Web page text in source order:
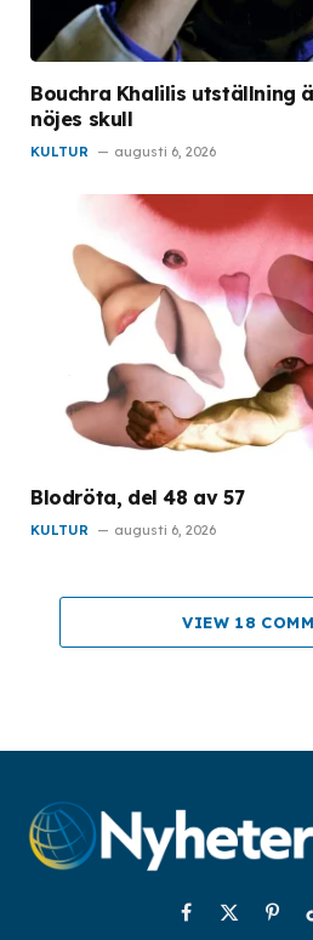
Bouchra Khalilis utställning
nöjes skull
KULTUR augusti 6, 2026
Blodröta, del 48 av 57
KULTUR augusti 6, 2026
VIEW 18
Facebook
X